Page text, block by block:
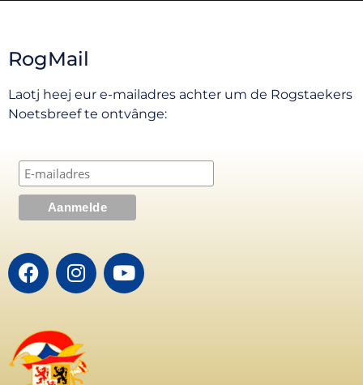
RogMail
Laotj heej eur e-mailadres achter um de Rogstaekers
Noetsbreef te ontvânge: